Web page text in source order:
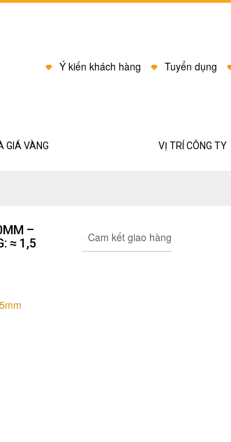
Ý kiến khách hàng Tuyển dụng
GIÁ VÀNG VỊ TRÍ CÔNG TY
–
≈ 1,5
Cam kết giao hàng